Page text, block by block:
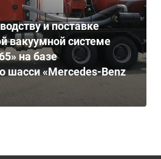
и поставке
вакуумной системе
на базе
шасси «Mercedes-Benz